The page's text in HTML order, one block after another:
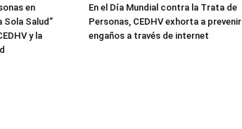
en
Sola Salud”
y la
En el Día Mundial contra la Trata de
Personas, CEDHV exhorta a prevenir
engaños a través de internet